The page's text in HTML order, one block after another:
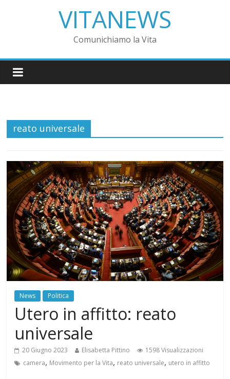
VITANEWS
Comunichiamo la Vita
reato universale
News Politica
Utero in affitto: reato
universale
20 Giugno 2023 Elisabetta Pittino
1598 Visualizzazioni
camera, Movimento per la Vita, reato universale, utero in affitto